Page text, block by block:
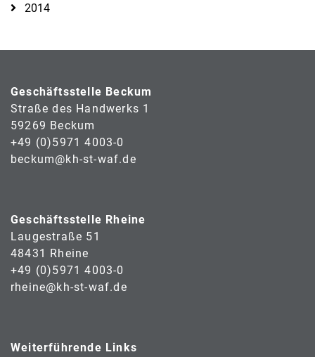
2014
Geschäftsstelle Beckum
Straße des Handwerks 1
59269 Beckum
+49 (0)5971 4003-0
beckum@kh-st-waf.de
Geschäftsstelle Rheine
Laugestraße 51
48431 Rheine
+49 (0)5971 4003-0
rheine@kh-st-waf.de
Weiterführende Links